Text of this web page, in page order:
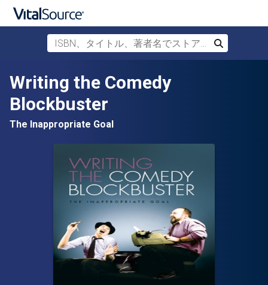
メインコンテンツへスキップ
ISBN、タイトル、著者名でストアを検索
検索
Writing the Comedy
Blockbuster
The Inappropriate Goal